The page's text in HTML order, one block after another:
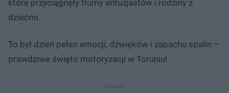
które przyciągnęły tłumy entuzjastów i rodziny z
dziećmi.
To był dzień pełen emocji, dźwięków i zapachu spalin –
prawdziwe święto motoryzacji w Toruniu!